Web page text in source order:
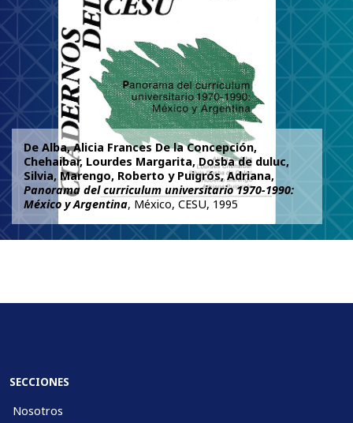
De Alba, Alicia Frances De la Concepción,
Chehaibar, Lourdes Margarita, Dosba de duluc,
Silvia, Marengo, Roberto y Puigrós, Adriana,
Panorama del curriculum universitario 1970-1990:
México y Argentina, México, CESU, 1995
SECCIONES
Nosotros